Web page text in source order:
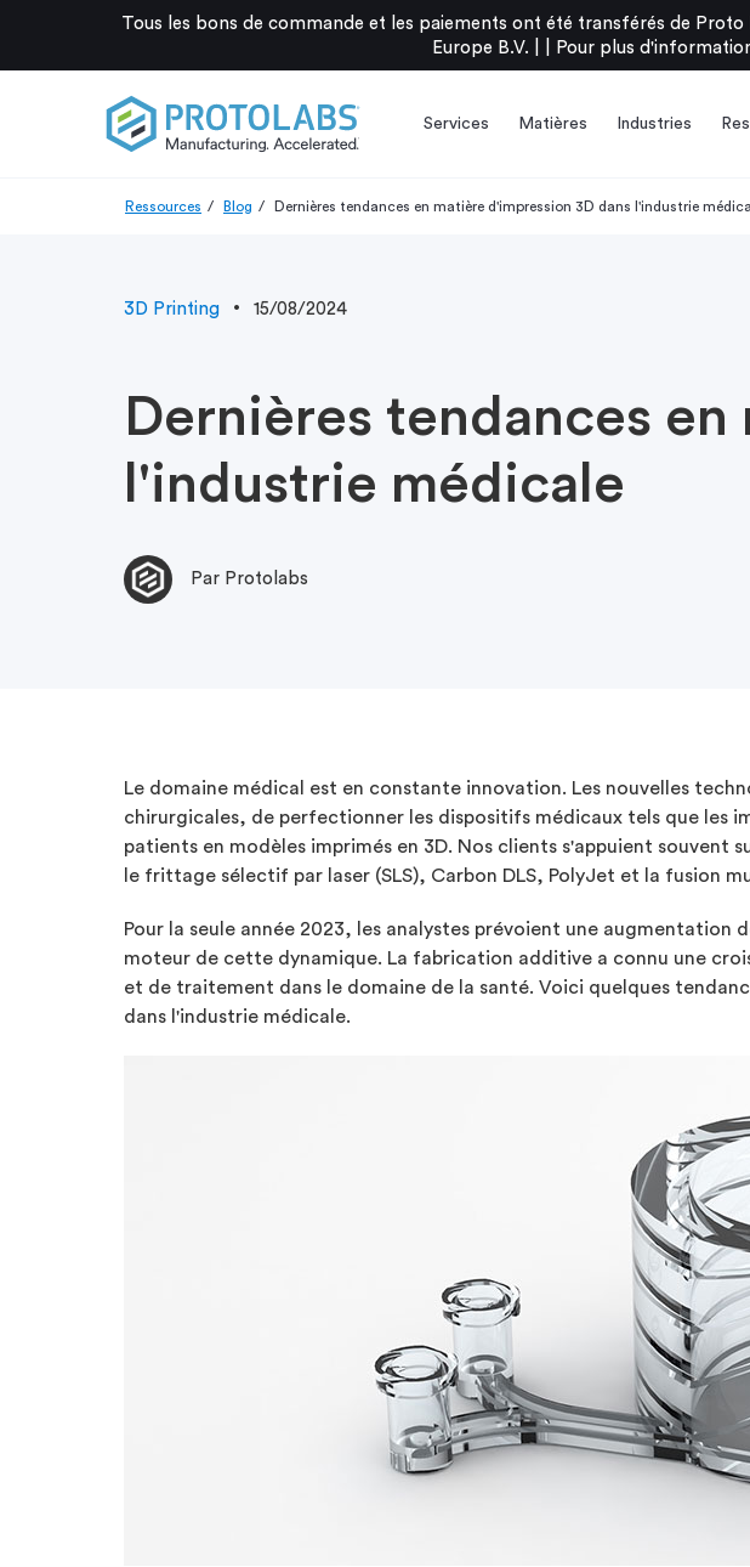
Tous les bons de commande et les paiements ont été transférés de
Europe B.V. |
Pour plus
Services Matières Industries
Ressources Blog Dernières tendances en matière d'impression 3D dans l'industrie
3D Printing 15/08/2024
Dernières tendances
l'industrie médicale
Par Protolabs
Le domaine médical est en constante innovation. Les nouvelles
chirurgicales, de perfectionner les dispositifs médicaux tels que les
patients en modèles imprimés en 3D. Nos clients s'appuient souvent
le frittage sélectif par laser (SLS), Carbon DLS, PolyJet et la fusion
Pour la seule année 2023, les analystes prévoient une
moteur de cette dynamique. La fabrication additive a connu une
et de traitement dans le domaine de la santé. Voici quelques
dans l'industrie médicale.